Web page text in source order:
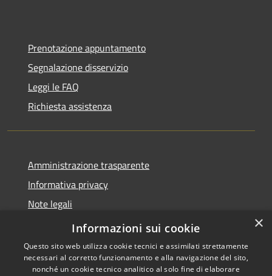
Prenotazione appuntamento
Segnalazione disservizio
Leggi le FAQ
Richiesta assistenza
Amministrazione trasparente
Informativa privacy
Note legali
Dichiarazione di accessibilità
×
Informazioni sui cookie
Questo sito web utilizza cookie tecnici e assimilati strettamente
necessari al corretto funzionamento e alla navigazione del sito,
nonché un cookie tecnico analitico al solo fine di elaborare